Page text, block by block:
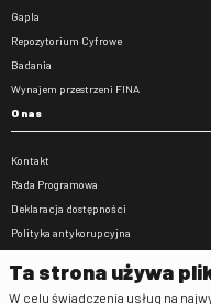
Gapla
Repozytorium Cyfrowe
Badania
Wynajem przestrzeni FINA
O nas
Kontakt
Rada Programowa
Deklaracja dostępności
Polityka antykorupcyjna
Zamówienia publiczne
Ta strona używa
W celu świadczenia usług na